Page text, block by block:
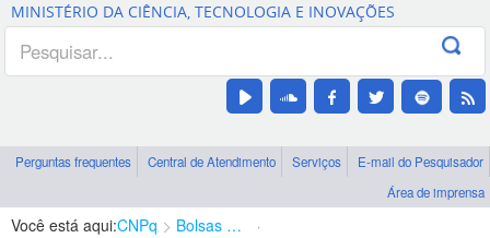
Canais
MINISTÉRIO DA CIÊNCIA, TECNOLOGIA E INOVAÇÕES
Perguntas frequentes Central de Atendimento Serviços
E-mail do Pesquisador
Área de imprensa
Você está aqui:CNPq Bolsas e Auxílios Vigentes